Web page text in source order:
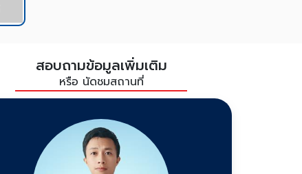
สอบถามข้อมูลเพิ่มเติม
หรือ นัดชมสถานที่